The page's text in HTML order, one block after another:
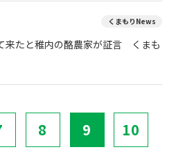
くまもりNews
来たと稚内の酪農家が証言 くまも
8 9 10